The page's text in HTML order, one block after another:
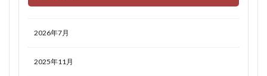
2026年7月
2025年11月